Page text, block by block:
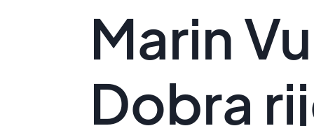
Marin
Dobra